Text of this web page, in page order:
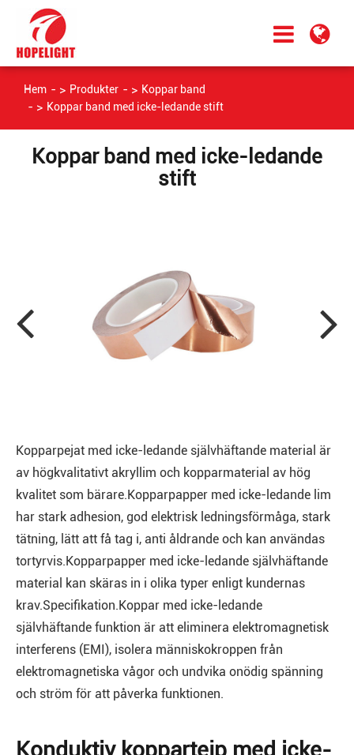
Hem Produkter
Koppar band
Koppar band med icke-ledande stift
Koppar band med icke-ledande
stift
Kopparpejat med icke-ledande självhäftande material är
av högkvalitativt akryllim och kopparmaterial av hög
kvalitet som bärare.Kopparpapper med icke-ledande lim
har stark adhesion, god elektrisk ledningsförmåga, stark
tätning, lätt att få tag i, anti åldrande och kan användas
tortyrvis.Kopparpapper med icke-ledande självhäftande
material kan skäras in i olika typer enligt kundernas
krav.Specifikation.Koppar med icke-ledande
självhäftande funktion är att eliminera elektromagnetisk
interferens (EMI), isolera människokroppen från
elektromagnetiska vågor och undvika onödig spänning
och ström för att påverka funktionen.